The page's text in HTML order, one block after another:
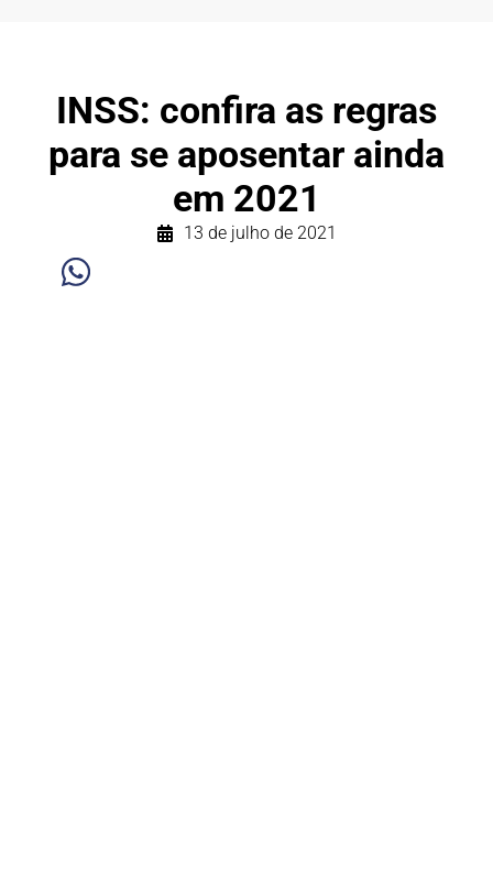
INSS: confira as regras
para se aposentar ainda
em 2021
13 de julho de 2021